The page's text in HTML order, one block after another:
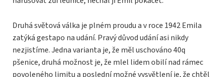
Druhá světová válka je plném proudu a v roce 1942 Emila
zatýká gestapo na udání. Pravý důvod udání asi nikdy
nezjistíme. Jedna varianta je, že měl uschováno 40q
pšenice, druhá možnost je, že mlel lidem obilí nad rámec
povoleného limitu a poslední možné vysvětlení je, že chtěl